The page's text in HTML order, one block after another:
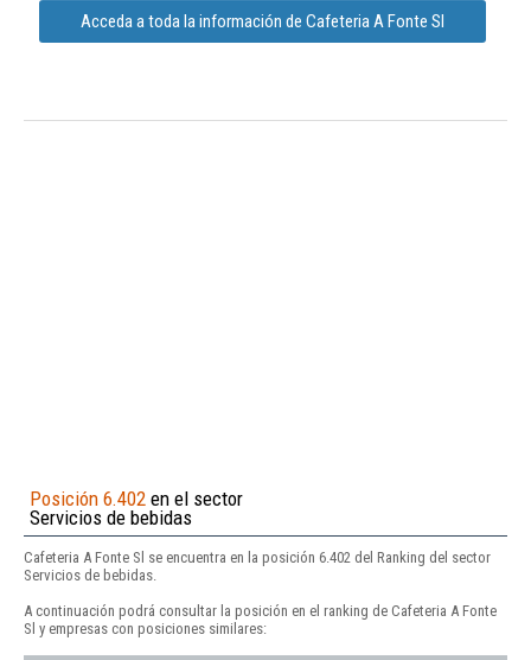
Acceda a toda la información de Cafeteria A Fonte Sl
Posición 6.402 en el sector
Servicios de bebidas
Cafeteria A Fonte Sl se encuentra en la posición 6.402 del Ranking del sector
Servicios de bebidas.
A continuación podrá consultar la posición en el ranking de Cafeteria A Fonte
Sl y empresas con posiciones similares: